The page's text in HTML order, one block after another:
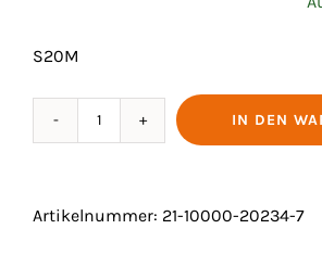
S20M
SICHERHEITSGLASDECKEL
in
IN DEN
Artikelnummer: 21-10000-20234-7